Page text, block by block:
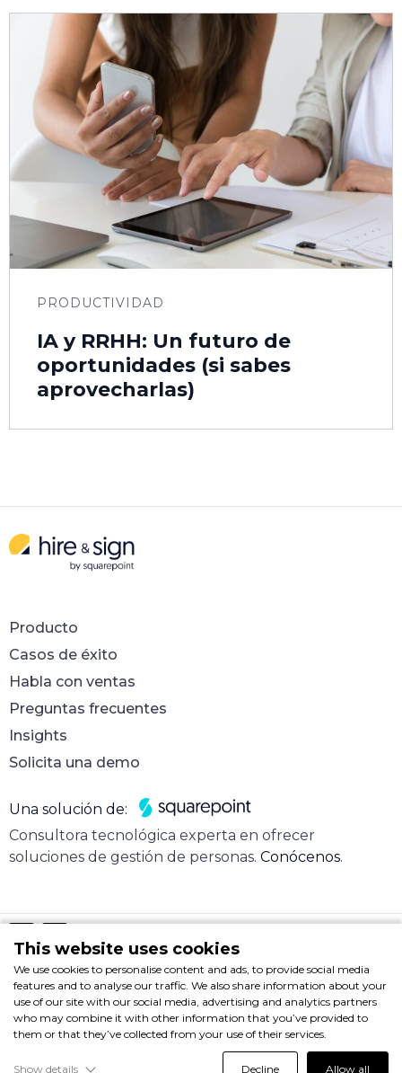
This website uses cookies
We use cookies to personalise content and ads, to provide social media
features and to analyse our traffic. We also share information about your
use of our site with our social media, advertising and analytics partners
who may combine it with other information that you’ve provided to
them or that they’ve collected from your use of their services.
Show details Decline Allow all
PRODUCTIVIDAD
IA y RRHH: Un futuro de
oportunidades (si sabes
aprovecharlas)
Producto
Casos de éxito
Habla con ventas
Preguntas frecuentes
Insights
Solicita una demo
Una solución de:
Consultora tecnológica experta en ofrecer
soluciones de gestión de personas. Conócenos.
© 2025 Hire & Sign. Todos los derechos reservados.
Nota legal